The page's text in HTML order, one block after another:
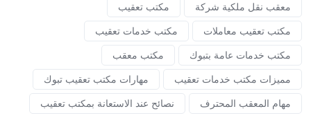
معقب نقل ملكية شركة
مكتب تعقيب
مكتب تعقيب معاملات
مكتب خدمات تعقيب
مكتب خدمات عامة بتبوك
مكتب معقب
مميزات مكتب خدمات تعقيب
مهارات مكتب تعقيب تبوك
مهام المعقب المحترف
نصائح عند الاستعانة بمكتب تعقيب